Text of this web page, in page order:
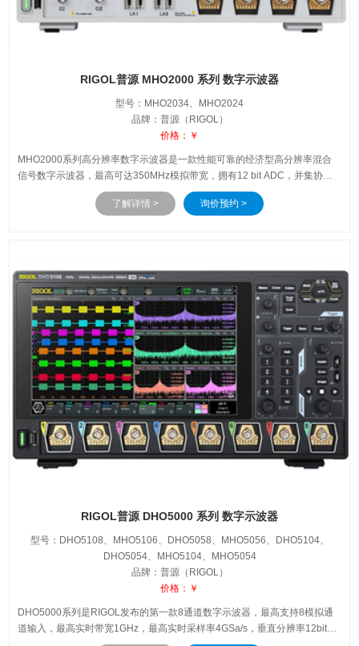
RIGOL普源 MHO2000 系列 数字示波器
型号：MHO2034、MHO2024
品牌：普源（RIGOL）
价格：￥
MHO2000系列高分辨率数字示波器是一款性能可靠的经济型高分辨率混合
信号数字示波器，最高可达350MHz模拟带宽，拥有12 bit ADC，并集协议
分析仪，逻辑分析仪，信号发生器等多种仪器功能于一体，适用于医疗电
子、电源、电力、汽车电子等领域的多种测试和分析任务，是一款功能完
了解详情 > 询价预约 >
RIGOL普源 DHO5000 系列 数字示波器
型号：DHO5108、MHO5106、DHO5058、MHO5056、DHO5104、
DHO5054、MHO5104、MHO5054
品牌：普源（RIGOL）
价格：￥
DHO5000系列是RIGOL发布的第一款8通道数字示波器，最高支持8模拟通
道输入，最高实时带宽1GHz，最高实时采样率4GSa/s，垂直分辨率12bit，